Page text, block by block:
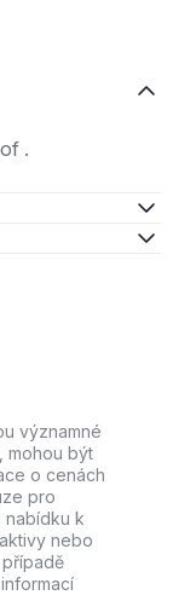
.
významné
mohou být
o cenách
pro
nabídku k
nebo